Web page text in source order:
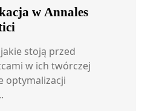
w Annales
stoją przed
w ich twórczej
optymalizacji